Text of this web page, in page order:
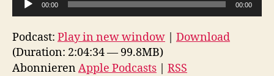
u
d
i
o
00:00 00:00
Podcast: Play in new window
Download
(Duration: 2:04:34 — 99.8MB)
AbonnierenApple Podcasts RSS